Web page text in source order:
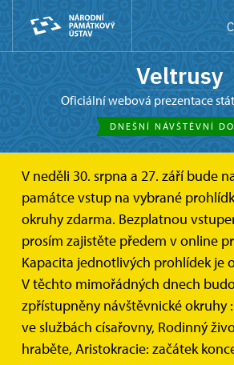
Veltrusy
oficiální webová prezentace
DNEŠNÍ NÁVŠTĚVNÍ
V neděli 30. srpna a 27. září bude
památce vstup na vybrané
okruhy zdarma. Bezplatnou
prosím zajistěte předem v online
Kapacita jednotlivých prohlídek je
V těchto mimořádných dnech
zpřístupněny návštěvnické okruhy
ve službách císařovny, Rodinný
hraběte, Aristokracie: začátek
Programy pro ZŠ a SŠ
Státní zámek Veltrusy nabízí
které vycházejí z rámcových
pro základní a střední školy.
edukační programy nabízí
školní výuku nejen o nové